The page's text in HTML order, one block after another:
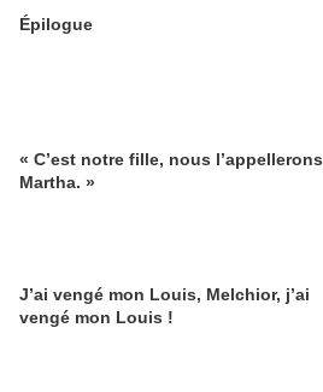
Épilogue
« C’est notre fille, nous l’appellerons
Martha. »
J’ai vengé mon Louis, Melchior, j’ai
vengé mon Louis !